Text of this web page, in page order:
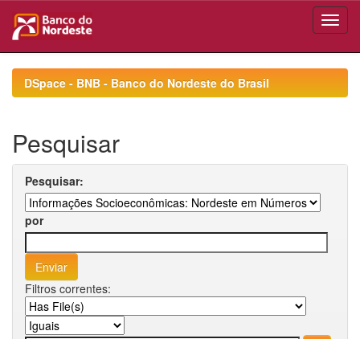
navigationDSpace - BNB - Banco do Nordeste do Brasil
Pesquisar
Pesquisar:
por
Filtros correntes: